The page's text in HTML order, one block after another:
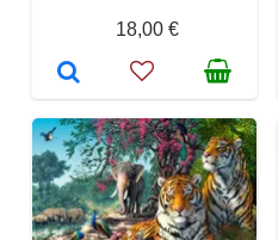
18,00 €